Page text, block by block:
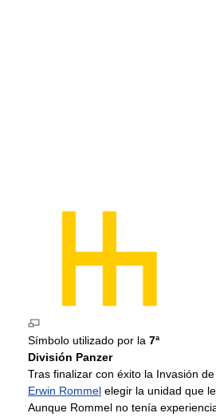
Símbolo utilizado por la 7ª
División Panzer
Tras finalizar con éxito la Invasión
Erwin Rommel elegir la unidad que
Aunque Rommel no tenía